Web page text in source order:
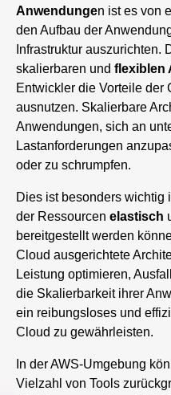
Anwendungen ist es von
den Aufbau der
Infrastruktur auszurichten.
skalierbaren und flexiblen
Entwickler die Vorteile der
ausnutzen. Skalierbare
Anwendungen, sich an
Lastanforderungen
oder zu schrumpfen.
Dies ist besonders wichtig
der Ressourcen elastisch
bereitgestellt werden
Cloud ausgerichtete
Leistung optimieren,
die Skalierbarkeit ihrer
ein reibungsloses und
Cloud zu gewährleisten.
In der AWS-Umgebung
Vielzahl von Tools